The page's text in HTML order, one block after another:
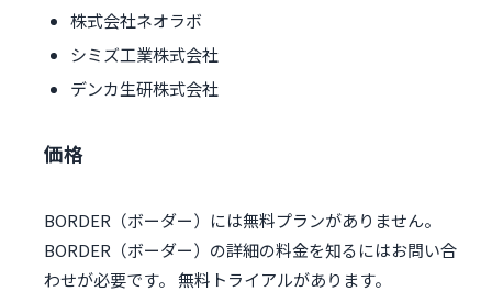
株式会社ネオラボ
シミズ工業株式会社
デンカ生研株式会社
価格
BORDER（ボーダー）には無料プランがありません。
BORDER（ボーダー）の詳細の料金を知るにはお問い合
わせが必要です。 無料トライアルがあります。